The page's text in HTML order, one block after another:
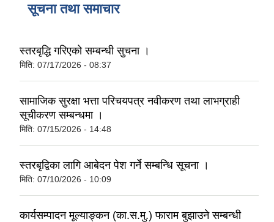
सूचना तथा समाचार
स्तरबृद्धि गरिएको सम्बन्धी सुचना ।
मिति: 07/17/2026 - 08:37
सामाजिक सुरक्षा भत्ता परिचयपत्र नवीकरण तथा लाभग्राही
सूचीकरण सम्बन्धमा ।
मिति: 07/15/2026 - 14:48
स्तरबृद्विका लागि आबेदन पेश गर्ने सम्बन्धि सूचना ।
मिति: 07/10/2026 - 10:09
कार्यसम्पादन मूल्याङ्कन (का.स.मु.) फाराम बुझाउने सम्बन्धी